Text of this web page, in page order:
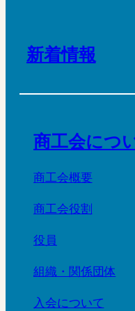
新着情報
商工会につ
商工会概要
商工会役割
役員
組織・関係団体
入会について